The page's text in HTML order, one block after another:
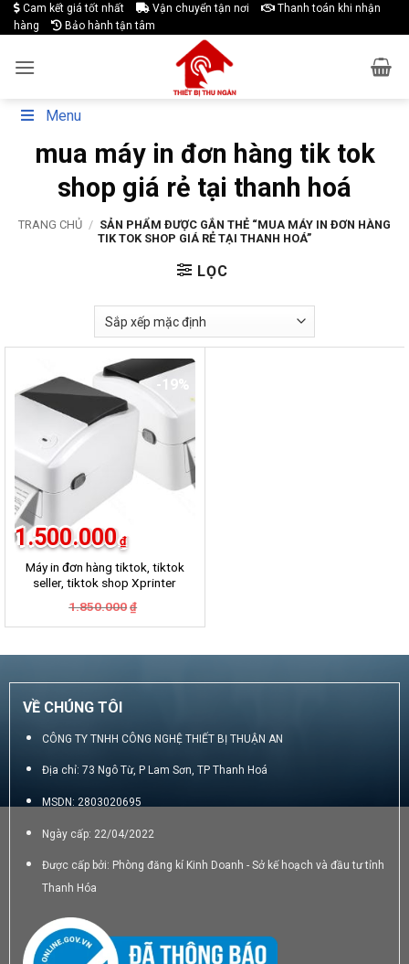
Skip
to
Cam kết giá tốt nhất Vận chuyển tận nơi
Thanh toán khi nhận
hàng
Bảo hành tận tâm
Menu
mua máy in đơn hàng tik tok
shop giá rẻ tại thanh hoá
TRANG CHỦ / SẢN PHẨM ĐƯỢC GẮN THẺ “MUA MÁY IN ĐƠN HÀNG
TIK TOK SHOP GIÁ RẺ TẠI THANH HOÁ”
LỌC
-19%
Máy in đơn hàng tiktok, tiktok
seller, tiktok shop Xprinter
1.850.000 ₫
là:
1.500.000 ₫
tại
1.500.000₫.
VỀ CHÚNG TÔI
CÔNG TY TNHH CÔNG NGHỆ THIẾT BỊ THUẬN AN
Địa chỉ: 73 Ngô Từ, P Lam Sơn, TP Thanh Hoá
MSDN: 2803020695
Ngày cấp: 22/04/2022
Được cấp bởi: Phòng đăng kí Kinh Doanh - Sở kế hoạch và đầu tư tỉnh
Thanh Hóa